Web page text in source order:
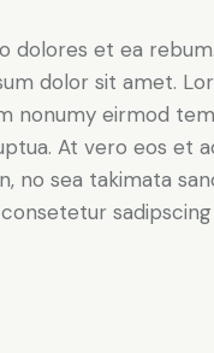
dolores et ea
dolor sit amet.
nonumy eirmod
At vero eos et
no sea takimata